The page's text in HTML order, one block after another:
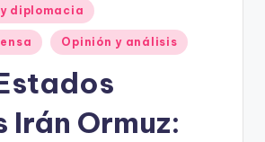
diplomacia
Opinión y análisis
Irán Ormuz: